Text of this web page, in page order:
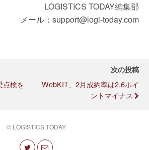
LOGISTICS TODAY編集部
メール：support@logi-today.com
点検を
次の投稿
WebKIT、2月成約率は2.6ポイ
ントマイナス
© LOGISTICS TODAY